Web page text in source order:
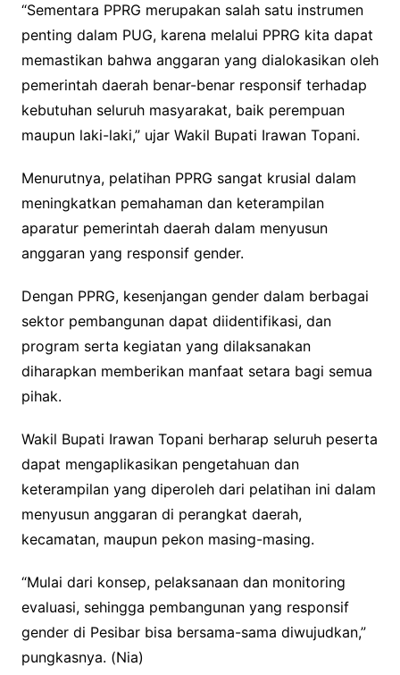
“Sementara PPRG merupakan salah satu instrumen
penting dalam PUG, karena melalui PPRG kita dapat
memastikan bahwa anggaran yang dialokasikan oleh
pemerintah daerah benar-benar responsif terhadap
kebutuhan seluruh masyarakat, baik perempuan
maupun laki-laki,” ujar Wakil Bupati Irawan Topani.
Menurutnya, pelatihan PPRG sangat krusial dalam
meningkatkan pemahaman dan keterampilan
aparatur pemerintah daerah dalam menyusun
anggaran yang responsif gender.
Dengan PPRG, kesenjangan gender dalam berbagai
sektor pembangunan dapat diidentifikasi, dan
program serta kegiatan yang dilaksanakan
diharapkan memberikan manfaat setara bagi semua
pihak.
Wakil Bupati Irawan Topani berharap seluruh peserta
dapat mengaplikasikan pengetahuan dan
keterampilan yang diperoleh dari pelatihan ini dalam
menyusun anggaran di perangkat daerah,
kecamatan, maupun pekon masing-masing.
“Mulai dari konsep, pelaksanaan dan monitoring
evaluasi, sehingga pembangunan yang responsif
gender di Pesibar bisa bersama-sama diwujudkan,”
pungkasnya. (Nia)